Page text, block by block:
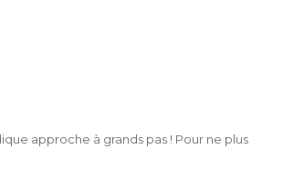
approche à grands pas ! Pour ne plus